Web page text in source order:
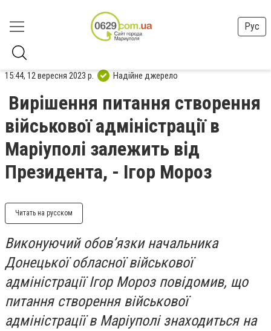
Рус
15:44, 12 вересня 2023 р. Надійне джерело
Вирішення питання створення
військової адміністрації в
Маріуполі залежить від
Президента, - Ігор Мороз
Читать на русском
Виконуючий обов’язки начальника
Донецької обласної військової
адміністрації Ігор Мороз повідомив, що
питання створення військової
адміністрації в Маріуполі знаходиться на